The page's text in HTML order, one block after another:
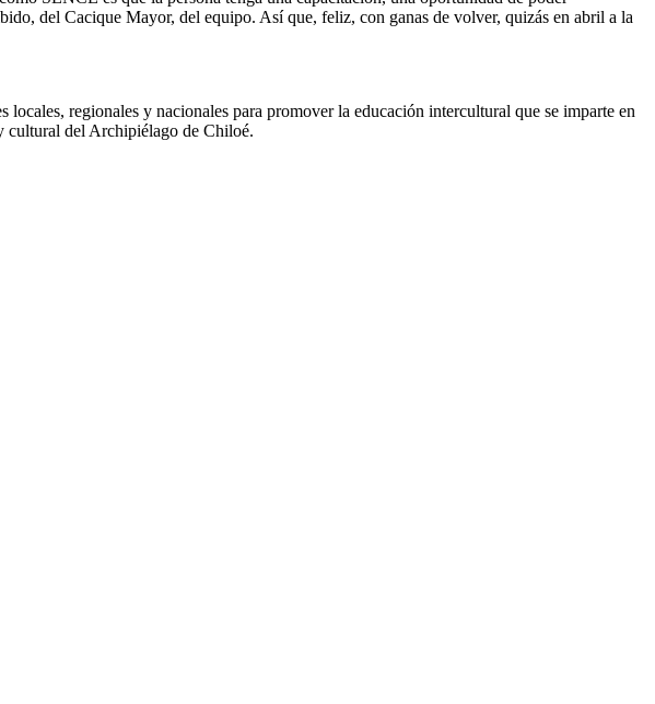
del Cacique Mayor, del equipo. Así que, feliz, con ganas de volver, quizás en abril a la
regionales y nacionales para promover la educación intercultural que se imparte en
cultural del Archipiélago de Chiloé.